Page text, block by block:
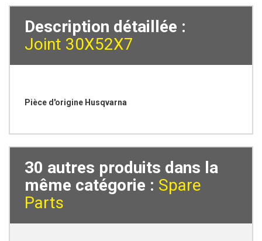
Description détaillée :
Joint 30X52X7
Pièce d'origine Husqvarna
30 autres produits dans la
même catégorie : Spare
Parts